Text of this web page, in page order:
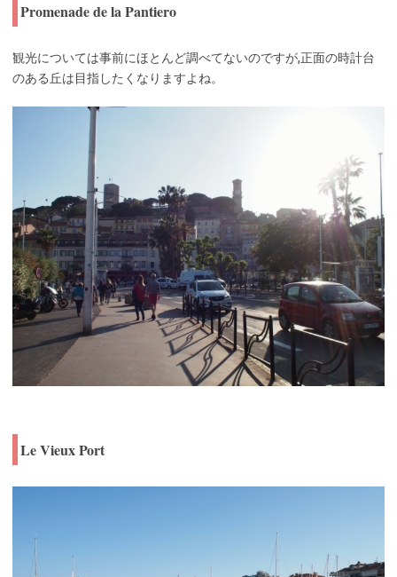
Promenade de la Pantiero
観光については事前にほとんど調べてないのですが,正面の時計台
のある丘は目指したくなりますよね。
Le Vieux Port